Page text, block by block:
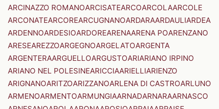
ARCINAZZO ROMANOARCISATEARCOARCOLAARCOLE
ARCONATEARCOREARCUGNANOARDARAARDAULIARDEA
ARDENNOARDESIOARDOREARENAARENA POARENZANO
ARESEAREZZOARGEGNOARGELATOARGENTA
ARGENTERAARGUELLOARGUSTOARIARIANO IRPINO
ARIANO NEL POLESINEARICCIAARIELLIARIENZO
ARIGNANOARITZOARIZZANOARLENA DI CASTROARLUNO
ARMENOARMENTOARMUNGIAARNADARNARAARNASCO